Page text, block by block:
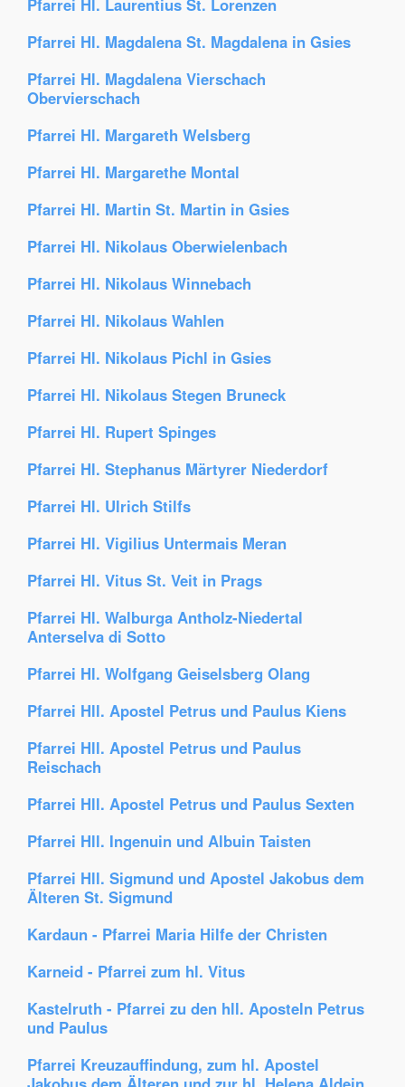
Pfarrei Hl. Laurentius St. Lorenzen
Pfarrei Hl. Magdalena St. Magdalena in Gsies
Pfarrei Hl. Magdalena Vierschach
Obervierschach
Pfarrei Hl. Margareth Welsberg
Pfarrei Hl. Margarethe Montal
Pfarrei Hl. Martin St. Martin in Gsies
Pfarrei Hl. Nikolaus Oberwielenbach
Pfarrei Hl. Nikolaus Winnebach
Pfarrei Hl. Nikolaus Wahlen
Pfarrei Hl. Nikolaus Pichl in Gsies
Pfarrei Hl. Nikolaus Stegen Bruneck
Pfarrei Hl. Rupert Spinges
Pfarrei Hl. Stephanus Märtyrer Niederdorf
Pfarrei Hl. Ulrich Stilfs
Pfarrei Hl. Vigilius Untermais Meran
Pfarrei Hl. Vitus St. Veit in Prags
Pfarrei Hl. Walburga Antholz-Niedertal
Anterselva di Sotto
Pfarrei Hl. Wolfgang Geiselsberg Olang
Pfarrei Hll. Apostel Petrus und Paulus Kiens
Pfarrei Hll. Apostel Petrus und Paulus
Reischach
Pfarrei Hll. Apostel Petrus und Paulus Sexten
Pfarrei Hll. Ingenuin und Albuin Taisten
Pfarrei Hll. Sigmund und Apostel Jakobus dem
Älteren St. Sigmund
Kardaun - Pfarrei Maria Hilfe der Christen
Karneid - Pfarrei zum hl. Vitus
Kastelruth - Pfarrei zu den hll. Aposteln Petrus
und Paulus
Pfarrei Kreuzauffindung, zum hl. Apostel